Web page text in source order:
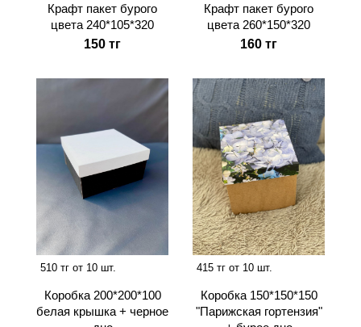
Крафт пакет бурого
цвета 240*105*320
150 тг
Крафт пакет бурого
цвета 260*150*320
160 тг
510 тг от 10 шт.
Коробка 200*200*100
белая крышка + черное
415 тг от 10 шт.
Коробка 150*150*150
"Парижская гортензия"